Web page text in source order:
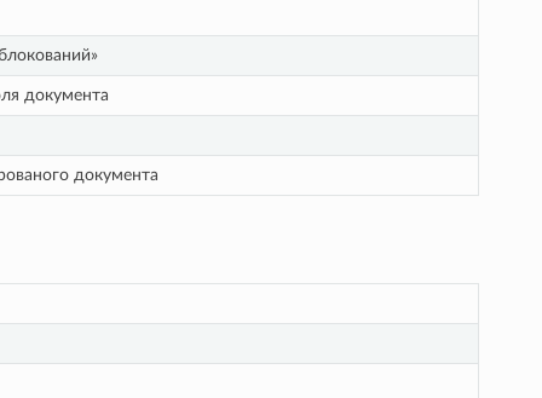
документа
документа